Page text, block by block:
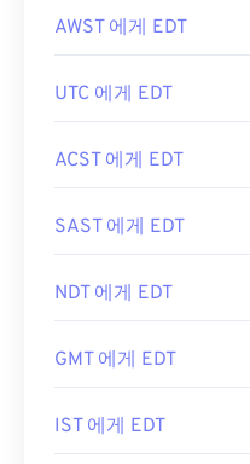
AWST 에게 EDT
UTC 에게 EDT
ACST 에게 EDT
SAST 에게 EDT
NDT 에게 EDT
GMT 에게 EDT
IST 에게 EDT